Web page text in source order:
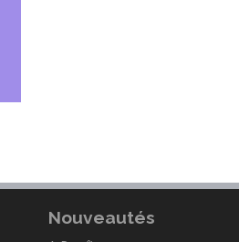
Nouveautés